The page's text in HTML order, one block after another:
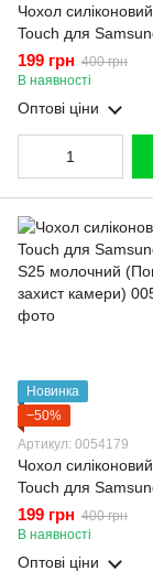
Чохол
Touch для
S25 чорний
камери)
199 грн 400 грн
В наявності
Оптові ціни
Новинка
−50%
Артикул: 0054179
Чохол
Touch для
S25 молочний
захист камери)
199 грн 400 грн
В наявності
Оптові ціни